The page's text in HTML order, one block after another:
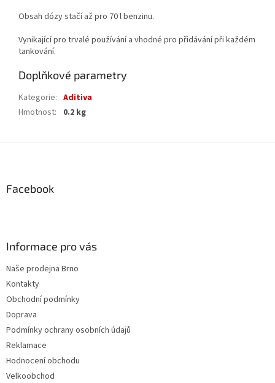
Obsah dózy stačí až pro 70 l benzinu.
Vynikající pro trvalé používání a vhodné pro přidávání při každém
tankování.
Doplňkové parametry
Kategorie: Aditiva
Hmotnost: 0.2 kg
Facebook
Informace pro vás
Naše prodejna Brno
Kontakty
Obchodní podmínky
Doprava
Podmínky ochrany osobních údajů
Reklamace
Hodnocení obchodu
Velkoobchod